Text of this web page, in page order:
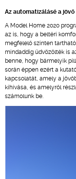
Az automatizálásé a jövő
A Model Home 2020
az is, hogy a beltéri
megfelelő szinten
mindaddig üdvözölték is
benne, hogy bármelyik
során éppen ezért a
kapcsolatát, amely a
kihívása, és amelyről
számolunk be.